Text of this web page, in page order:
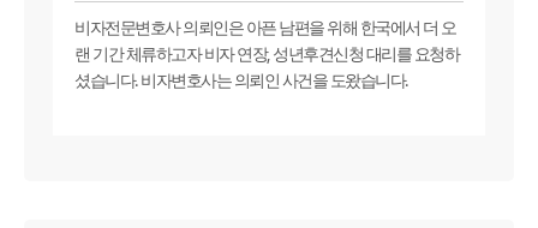
언론보도
공지사항
법률 블로그
비자전문변호사 의뢰인은 아픈 남편을 위해 한국에서 더 오
랜 기간 체류하고자 비자 연장, 성년후견신청 대리를 요청하
셨습니다. 비자변호사는 의뢰인 사건을 도왔습니다.